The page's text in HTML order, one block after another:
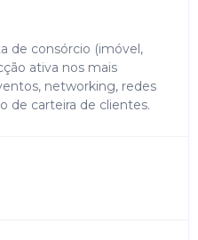
de consórcio (imóvel,
ativa nos mais
networking, redes
de carteira de clientes.